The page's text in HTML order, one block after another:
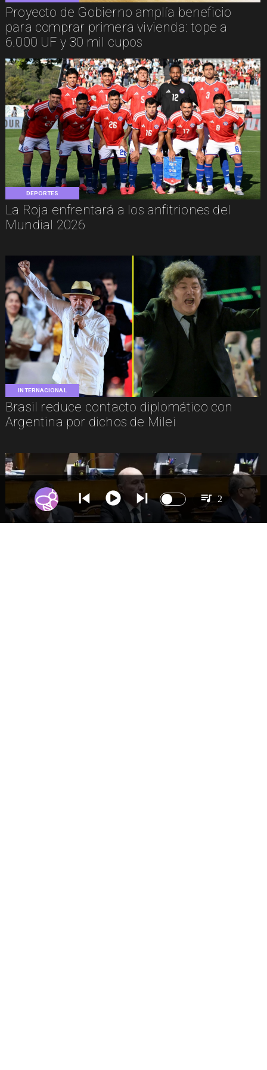
Proyecto de Gobierno amplía beneficio
para comprar primera vivienda: tope a
6.000 UF y 30 mil cupos
DEPORTES
La Roja enfrentará a los anfitriones del
Mundial 2026
INTERNACIONAL
Brasil reduce contacto diplomático con
Argentina por dichos de Milei
2